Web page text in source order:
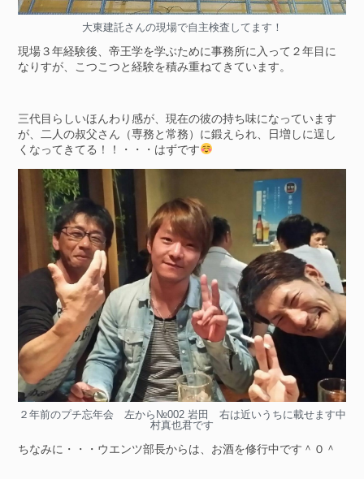
大東建託さんの現場で自主検査してます！
現場３年経験後、帝王学を学ぶために事務所に入って２年目に
なりすが、こつこつと経験を積み重ねてきています。
三代目らしいほんわり感が、現在の彼の持ち味になっています
が、二人の叔父さん（専務と常務）に鍛えられ、日増しに逞し
くなってきてる！！・・・はずです
２年前のプチ忘年会 左から№002 岩田 右は近いうちに載せます中
村真也君です
ちなみに・・・ウエンツ部長からは、お酒を修行中です＾０＾